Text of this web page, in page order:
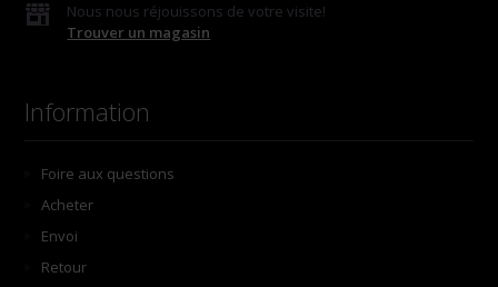
Nous nous réjouissons de votre visite!
Trouver un magasin
Information
Foire aux questions
Acheter
Envoi
Retour